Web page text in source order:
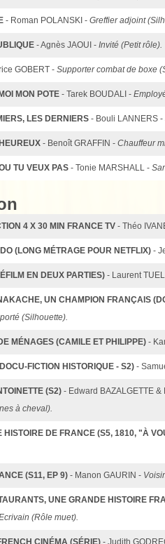
- Roman POLANSKI - Greffier adjoint
- Agnès JAOUI - Invité (Petit rôle).
GOBERT - Supporter combat de boxe
MON POTE - Tarek BOUDALI -
LES DERNIERS - Bouli LANNERS -
- Benoît GRAFFIN - Chauffeur
TU VEUX PAS - Tonie MARSHALL -
4 X 30 MIN FRANCE TV - Théo
(LONG MÉTRAGE POUR NETFLIX) -
EN DEUX PARTIES) - Laurent
UN CHAMPION FRANÇAIS
(Silhouette).
MÉNAGES (CAMILE ET PHILIPPE) -
FICTION HISTORIQUE - S2) -
(S2) - Edward BAZALGETTE &
à cheval).
HISTOIRE DE FRANCE (S5, 1810, "À
(S11, EP 9) - Manon GAURIN -
UNE GRANDE HISTOIRE
(Rôle muet).
CINÉMA (SÉRIE) - Judith